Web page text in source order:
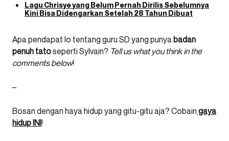
Lagu Chrisye yang Belum Pernah Dirilis Sebelumnya
Kini Bisa Didengarkan Setelah 28 Tahun Dibuat
Apa pendapat lo tentang guru SD yang punya badan
penuh tatoseperti Sylvain? Tell us what you think in the
comments below!
–
Bosan dengan haya hidup yang gitu-gitu aja? Cobain gaya
hidup INI!